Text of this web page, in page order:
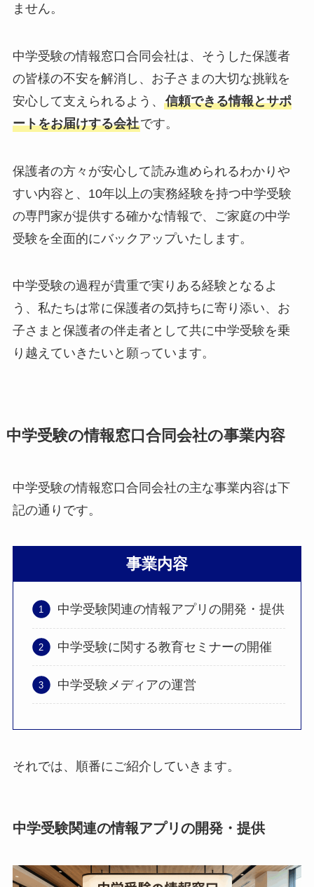
ません。
中学受験の情報窓口合同会社は、そうした保護者
の皆様の不安を解消し、お子さまの大切な挑戦を
安心して支えられるよう、 信頼できる情報とサポ
ートをお届けする会社です。
保護者の方々が安心して読み進められるわかりや
すい内容と、10年以上の実務経験を持つ中学受験
の専門家が提供する確かな情報で、ご家庭の中学
受験を全面的にバックアップいたします。
中学受験の過程が貴重で実りある経験となるよ
う、私たちは常に保護者の気持ちに寄り添い、お
子さまと保護者の伴走者として共に中学受験を乗
り越えていきたいと願っています。
中学受験の情報窓口合同会社の事業内容
中学受験の情報窓口合同会社の主な事業内容は下
記の通りです。
事業内容
中学受験関連の情報アプリの開発・提供
中学受験に関する教育セミナーの開催
中学受験メディアの運営
それでは、順番にご紹介していきます。
中学受験関連の情報アプリの開発・提供